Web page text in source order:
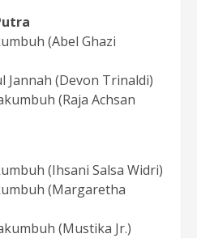
(Abel Ghazi
Jannah (Devon Trinaldi)
(Raja Achsan
(Ihsani Salsa Widri)
(Margaretha
(Mustika Jr.)